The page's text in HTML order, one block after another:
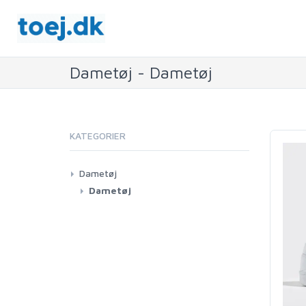
Dametøj - Dametøj
KATEGORIER
Dametøj
Dametøj